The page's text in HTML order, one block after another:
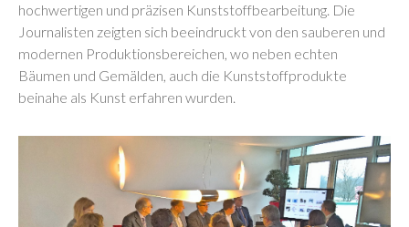
hochwertigen und präzisen Kunststoffbearbeitung. Die
Journalisten zeigten sich beeindruckt von den sauberen und
modernen Produktionsbereichen, wo neben echten
Bäumen und Gemälden, auch die Kunststoffprodukte
beinahe als Kunst erfahren wurden.